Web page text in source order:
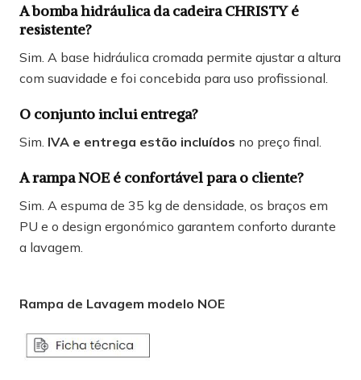
A bomba hidráulica da cadeira CHRISTY é
resistente?
Sim. A base hidráulica cromada permite ajustar a altura
com suavidade e foi concebida para uso profissional.
O conjunto inclui entrega?
Sim. IVA e entrega estão incluídos no preço final.
A rampa NOE é confortável para o cliente?
Sim. A espuma de 35 kg de densidade, os braços em
PU e o design ergonómico garantem conforto durante
a lavagem.
Rampa de Lavagem modelo NOE